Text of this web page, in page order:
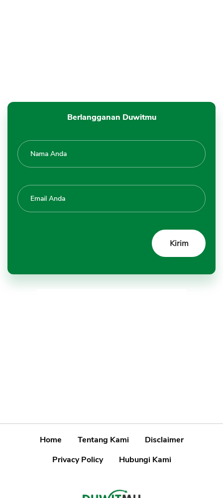
Berlangganan Duwitmu
Home Tentang Kami
Disclaimer
Privacy Policy
Hubungi Kami